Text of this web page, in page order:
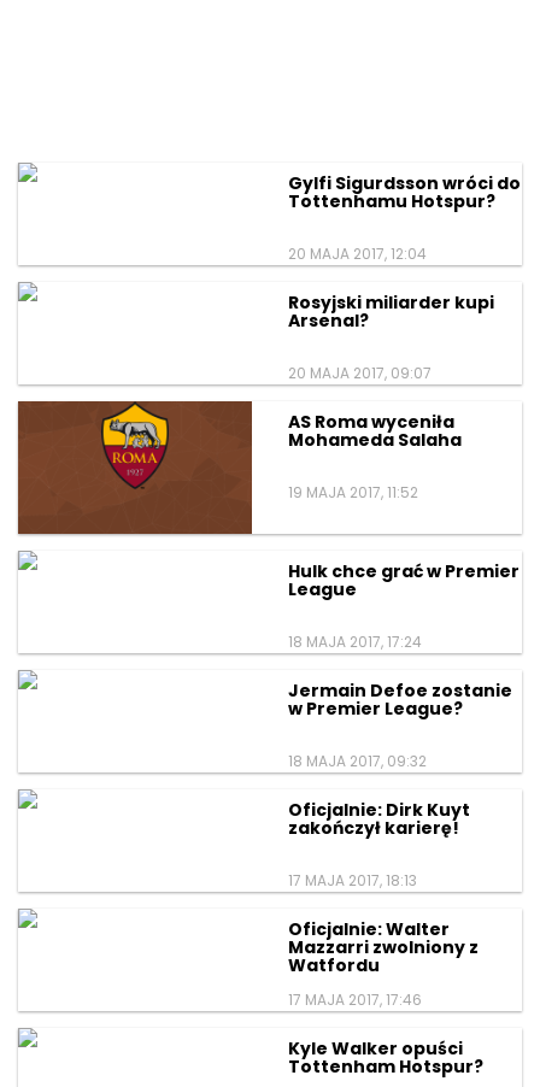
Gylfi Sigurdsson wróci do
Tottenhamu Hotspur?
20 MAJA 2017, 12:04
Rosyjski miliarder kupi
Arsenal?
20 MAJA 2017, 09:07
AS Roma wyceniła
Mohameda Salaha
19 MAJA 2017, 11:52
Hulk chce grać w Premier
League
18 MAJA 2017, 17:24
Jermain Defoe zostanie
w Premier League?
18 MAJA 2017, 09:32
Oficjalnie: Dirk Kuyt
zakończył karierę!
17 MAJA 2017, 18:13
Oficjalnie: Walter
Mazzarri zwolniony z
Watfordu
17 MAJA 2017, 17:46
Kyle Walker opuści
Tottenham Hotspur?